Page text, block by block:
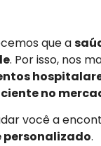
que a
. Por isso, nos
no
você a
personalizado.